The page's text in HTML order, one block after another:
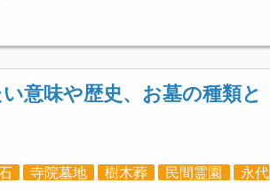
意味や歴史、お墓の種類と
寺院墓地 樹木葬 民間霊園
永代